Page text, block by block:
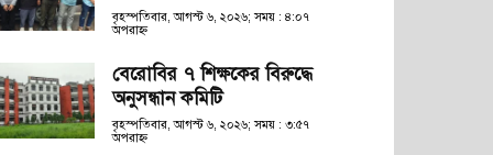
বৃহস্পতিবার, আগস্ট ৬, ২০২৬; সময় : ৪:০৭
অপরাহ্ণ
বেরোবির ৭ শিক্ষকের বিরুদ্ধে
অনুসন্ধান কমিটি
বৃহস্পতিবার, আগস্ট ৬, ২০২৬; সময় : ৩:৫৭
অপরাহ্ণ